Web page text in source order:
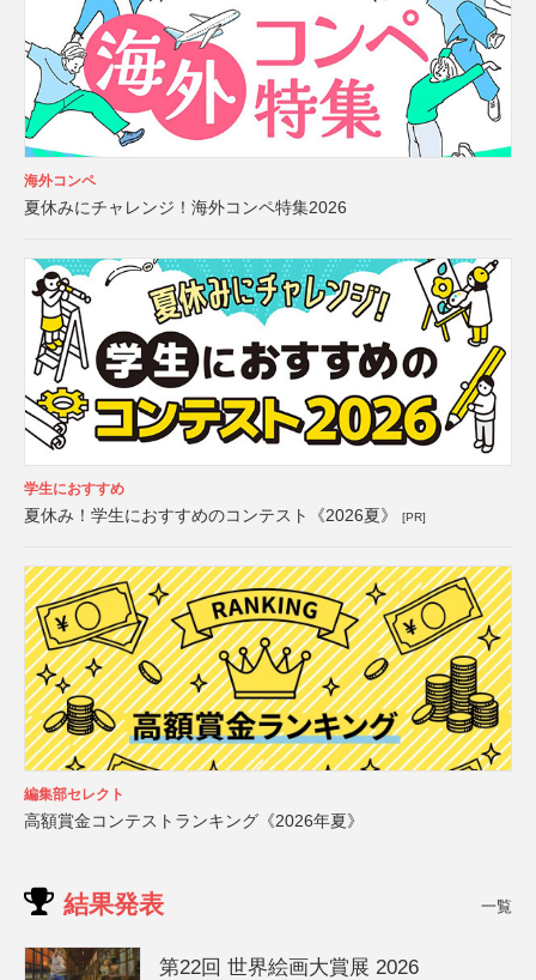
海外コンペ
夏休みにチャレンジ！海外コンペ特集2026
学生におすすめ
夏休み！学生におすすめのコンテスト《2026夏》 [PR]
編集部セレクト
高額賞金コンテストランキング《2026年夏》
結果発表 一覧
第22回 世界絵画大賞展 2026